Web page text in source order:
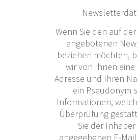
Wenn Sie den auf
angebotenen
beziehen möchten,
wir von Ihnen eine
Adresse und Ihren
ein Pseudonym
Informationen,
Überprüfung
Sie der
angegebenen E-